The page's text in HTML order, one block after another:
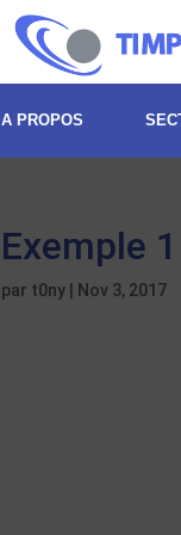
A PROPOS
Exemple 1
par t0ny Nov 3, 2017